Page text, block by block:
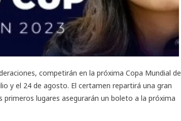
competirán en la próxima Copa Mundial de
y el 24 de agosto. El certamen repartirá una gran
lugares asegurarán un boleto a la próxima